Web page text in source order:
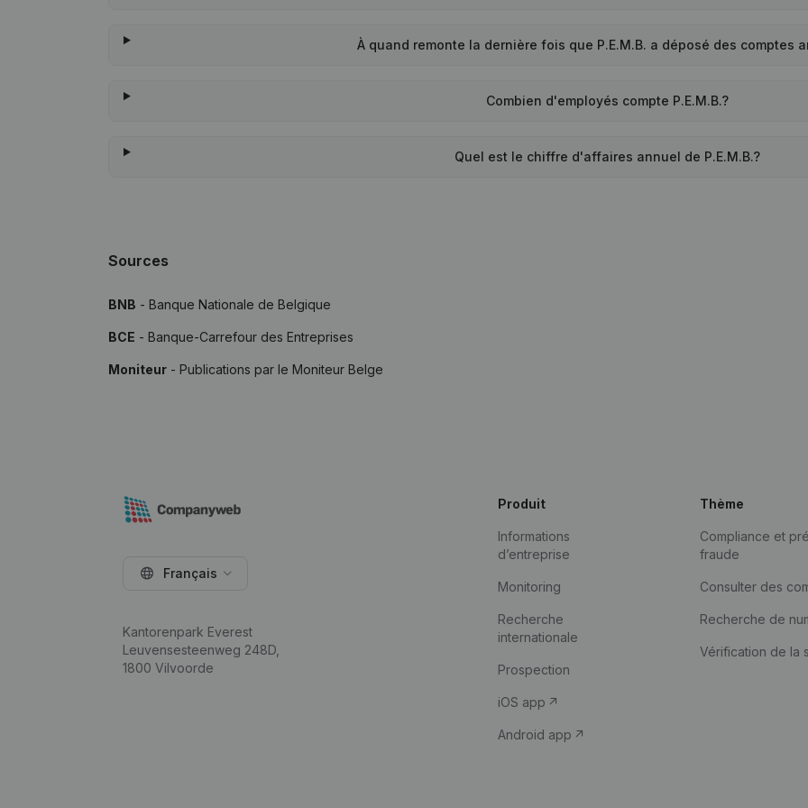
À quand remonte la dernière fois que P.E.M.B. a déposé des comptes
Combien d'employés compte P.E.M.B.?
Quel est le chiffre d'affaires annuel de P.E.M.B.?
Sources
BNB - Banque Nationale de Belgique
BCE - Banque-Carrefour des Entreprises
Moniteur - Publications par le Moniteur Belge
Français
Kantorenpark Everest
Leuvensesteenweg 248D,
1800 Vilvoorde
Produit
Informations
d’entreprise
Monitoring
Recherche
internationale
Prospection
iOS app
Android app
Thème
Compliance et
fraude
Consulter des
Recherche de
Vérification de la